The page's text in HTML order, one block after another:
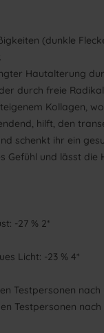
(dunkle
Hautalterung
durch freie
Kollagen,
hilft, den
schenkt ihr ein
Gefühl und lässt die
-27 % 2*
Licht: -23 % 4*
Testpersonen
Testpersonen